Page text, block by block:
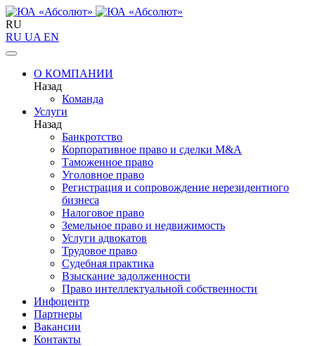
RU
RU UA EN
О КОМПАНИИ
Назад
Команда
Услуги
Назад
Банкротство
Корпоративное право и сделки M&A
Таможенное право
Уголовное право
Регистрация и сопровождение нерезидентного
бизнеса
Налоговое право
Земельное право и недвижимость
Услуги адвокатов
Трудовое право
Судебная практика
Взыскание задолженности
Право интеллектуальной собственности
Инфоцентр
Партнеры
Вакансии
Контакты